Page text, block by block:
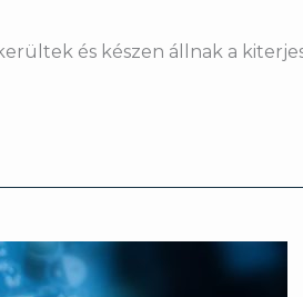
és készen állnak a